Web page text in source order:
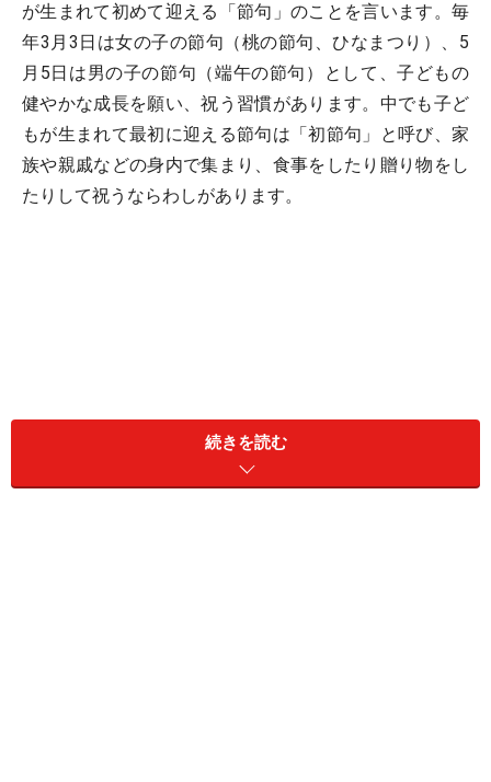
が生まれて初めて迎える「節句」のことを言います。毎
年3月3日は女の子の節句（桃の節句、ひなまつり）、5
月5日は男の子の節句（端午の節句）として、子どもの
健やかな成長を願い、祝う習慣があります。中でも子ど
もが生まれて最初に迎える節句は「初節句」と呼び、家
族や親戚などの身内で集まり、食事をしたり贈り物をし
たりして祝うならわしがあります。
続きを読む